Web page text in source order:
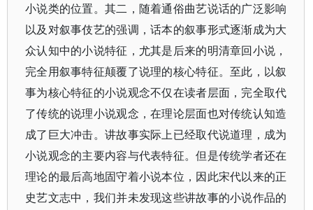
小说类的位置。其二，随着通俗曲艺说话的广泛影响
以及对叙事伎艺的强调，话本的叙事形式逐渐成为大
众认知中的小说特征，尤其是后来的明清章回小说，
完全用叙事特征颠覆了说理的核心特征。至此，以叙
事为核心特征的小说观念不仅在读者层面，完全取代
了传统的说理小说观念，在理论层面也对传统认知造
成了巨大冲击。讲故事实际上已经取代说道理，成为
小说观念的主要内容与代表特征。但是传统学者还在
理论的最后高地固守着小说本位，因此宋代以来的正
史艺文志中，我们并未发现这些讲故事的小说作品的